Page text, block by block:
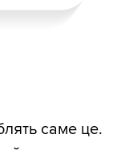
саме це.